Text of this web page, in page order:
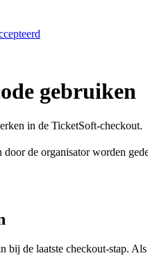
gebruiken
in de TicketSoft-checkout.
door de organisator worden
bij de laatste checkout-stap.